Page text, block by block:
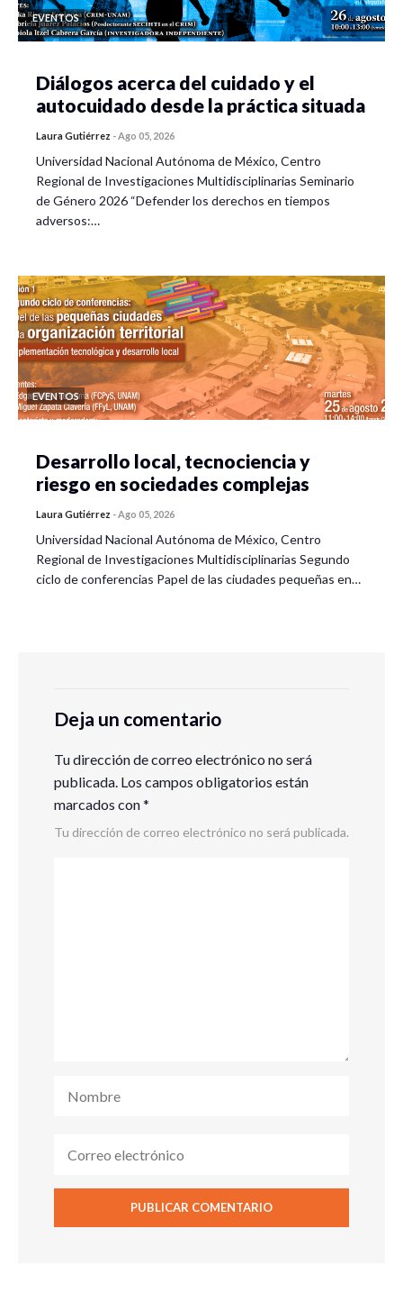
EVENTOS
Diálogos acerca del cuidado y el
autocuidado desde la práctica situada
Laura Gutiérrez -Ago 05, 2026
Universidad Nacional Autónoma de México, Centro
Regional de Investigaciones Multidisciplinarias Seminario
de Género 2026 “Defender los derechos en tiempos
adversos:…
EVENTOS
Desarrollo local, tecnociencia y
riesgo en sociedades complejas
Laura Gutiérrez -Ago 05, 2026
Universidad Nacional Autónoma de México, Centro
Regional de Investigaciones Multidisciplinarias Segundo
ciclo de conferencias Papel de las ciudades pequeñas en…
Deja un comentario
Tu dirección de correo electrónico no será
publicada. Los campos obligatorios están
marcados con*
Tu dirección de correo electrónico no será publicada.